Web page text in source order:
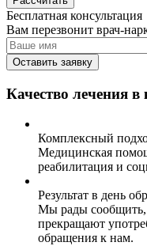
Бесплатная консультация
Вам перезвонит врач-
Оставить заявку
Качество лечения в
Комплексный
Медицинская
реабилитация и
Результат в день
Мы рады сообщить,
прекращают
обращения к нам.